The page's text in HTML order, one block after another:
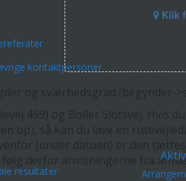
kontaktpersoner
resultater
Klik
og sværhedsgrad (begynder-
459) og Boller Slotsvej. Hvis
op), så kan du lave en
(under datoen) er den
derfor anvisningerne fra